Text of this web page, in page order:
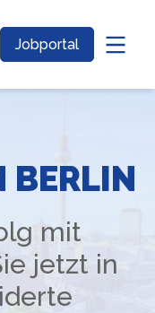
Jobportal
BERLIN
mit
jetzt in